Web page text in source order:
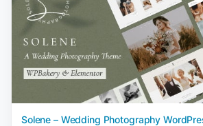
Solene – Wedding Photography